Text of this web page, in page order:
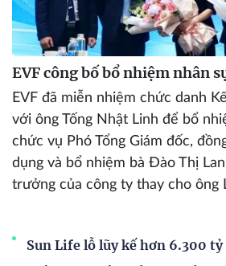
EVF công bố bổ nhiệm nhân
EVF đã miễn nhiệm chức danh
với ông Tống Nhật Linh để bổ
chức vụ Phó Tổng Giám đốc,
dụng và bổ nhiệm bà Đào Thị
trưởng của công ty thay cho ông
Sun Life lỗ lũy kế hơn 6.300